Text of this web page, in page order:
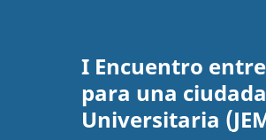
I Encuentro
para una
Universitaria